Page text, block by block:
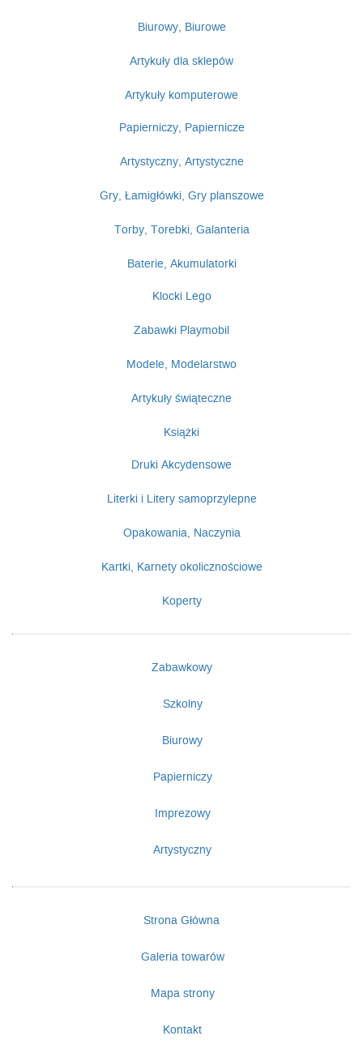
Biurowy, Biurowe
Artykuły dla sklepów
Artykuły komputerowe
Papierniczy, Papiernicze
Artystyczny, Artystyczne
Gry, Łamigłówki, Gry planszowe
Torby, Torebki, Galanteria
Baterie, Akumulatorki
Klocki Lego
Zabawki Playmobil
Modele, Modelarstwo
Artykuły świąteczne
Książki
Druki Akcydensowe
Literki i Litery samoprzylepne
Opakowania, Naczynia
Kartki, Karnety okolicznościowe
Koperty
Zabawkowy
Szkolny
Biurowy
Papierniczy
Imprezowy
Artystyczny
Strona Główna
Galeria towarów
Mapa strony
Kontakt